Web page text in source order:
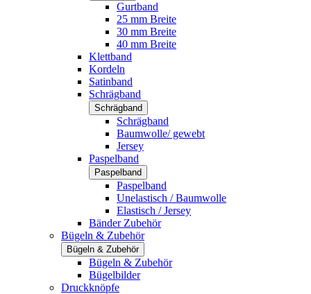
Gurtband
25 mm Breite
30 mm Breite
40 mm Breite
Klettband
Kordeln
Satinband
Schrägband
Schrägband
Schrägband
Baumwolle/ gewebt
Jersey
Paspelband
Paspelband
Paspelband
Unelastisch / Baumwolle
Elastisch / Jersey
Bänder Zubehör
Bügeln & Zubehör
Bügeln & Zubehör
Bügeln & Zubehör
Bügelbilder
Druckknöpfe